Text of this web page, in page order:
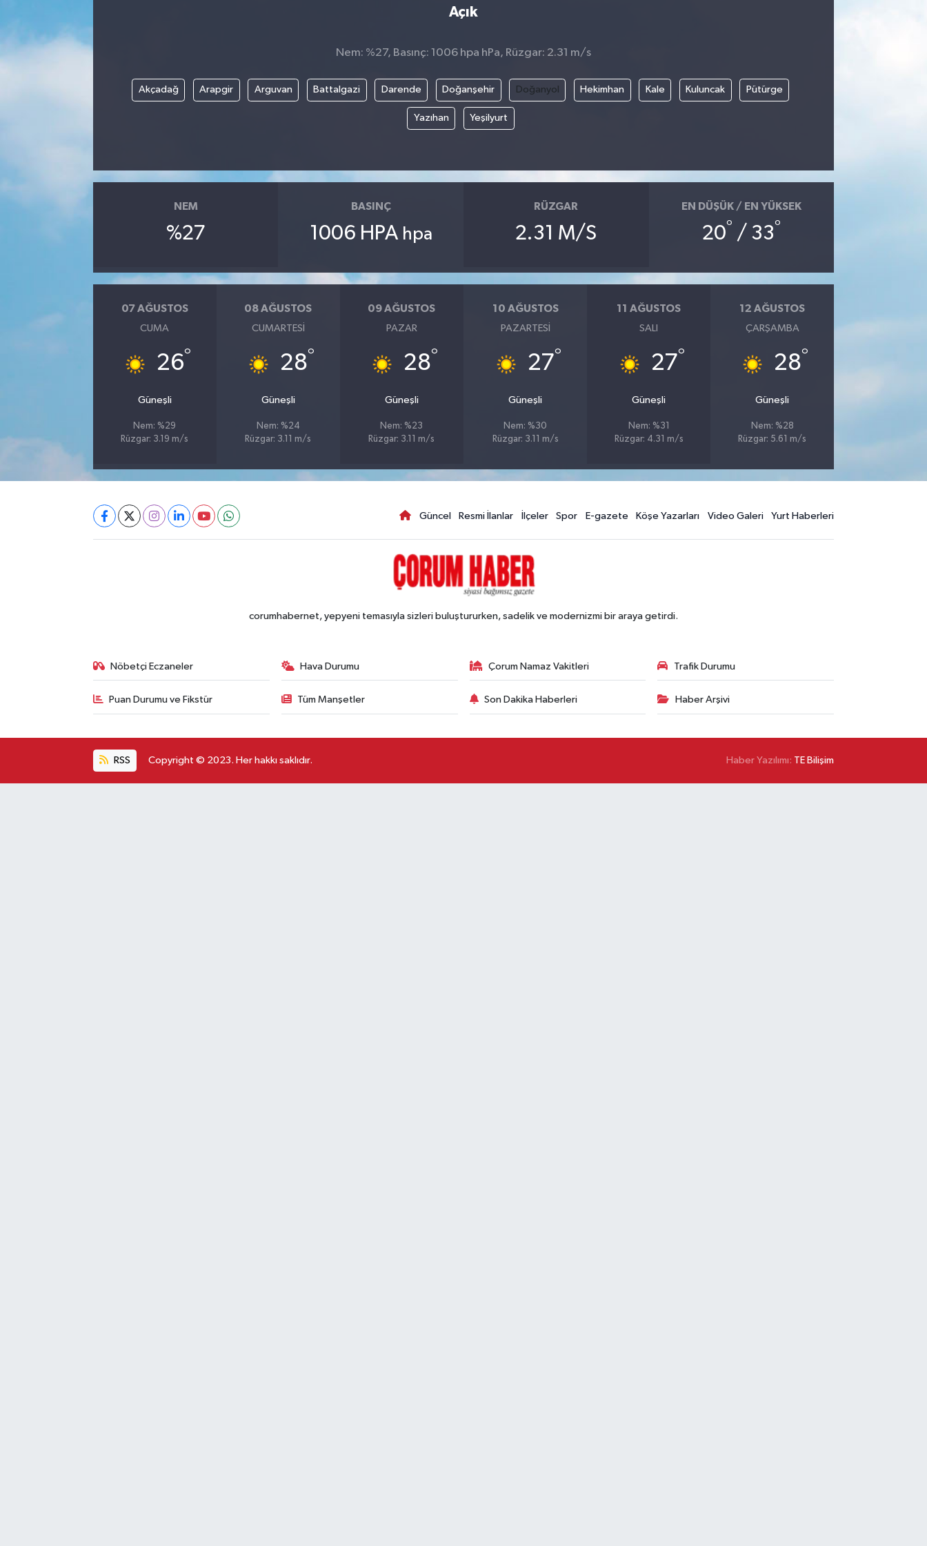
Açık
Nem: %27, Basınç: 1006 hpa hPa, Rüzgar: 2.31 m/s
Akçadağ Arapgir Arguvan Battalgazi Darende Doğanşehir Doğanyol Hekimhan Kale Kuluncak Pütürge
Yazıhan Yeşilyurt
NEM
%27
BASINÇ
1006 HPA hpa
RÜZGAR
2.31 M/S
EN DÜŞÜK / EN YÜKSEK
20° / 33°
07 AĞUSTOS
CUMA
26°
Güneşli
Nem: %29
Rüzgar: 3.19 m/s
08 AĞUSTOS
CUMARTESI
28°
Güneşli
Nem: %24
Rüzgar: 3.11 m/s
09 AĞUSTOS
PAZAR
28°
Güneşli
Nem: %23
Rüzgar: 3.11 m/s
10 AĞUSTOS
PAZARTESI
27°
Güneşli
Nem: %30
Rüzgar: 3.11 m/s
11 AĞUSTOS
SALI
27°
Güneşli
Nem: %31
Rüzgar: 4.31 m/s
12 AĞUSTOS
ÇARŞAMBA
28°
Güneşli
Nem: %28
Rüzgar: 5.61 m/s
Güncel Resmi İlanlar İlçeler Spor E-gazete Köşe Yazarları Video Galeri Yurt Haberleri
corumhabernet, yepyeni temasıyla sizleri buluştururken, sadelik ve modernizmi bir araya getirdi.
Nöbetçi Eczaneler Hava Durumu Çorum Namaz Vakitleri Trafik Durumu
Puan Durumu ve Fikstür Tüm Manşetler Son Dakika Haberleri Haber Arşivi
RSS Copyright © 2023. Her hakkı saklıdır. Haber Yazılımı: TE Bilişim
Kargı
Uğurludağ